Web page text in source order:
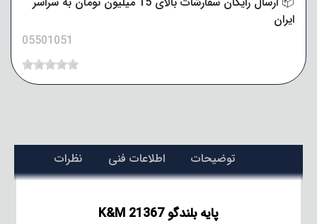
ایران
05501051
توضیحات اطلاعات فنی نظرات
پایه بلندگو K&M 21367